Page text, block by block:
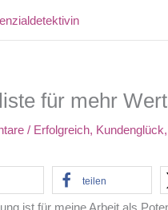
für mehr
/ Erfolgreich, Kundenglück,
teilen
ist für meine Arbeit als